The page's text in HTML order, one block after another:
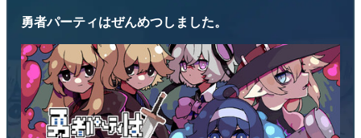
勇者パーティはぜんめつしました。